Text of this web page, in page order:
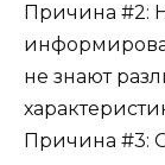
Причина #2:
не знают
Причина #3: